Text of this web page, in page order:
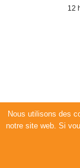
12
Nous utilisons des
notre site web. Si